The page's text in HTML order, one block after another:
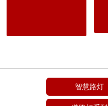
智慧路灯